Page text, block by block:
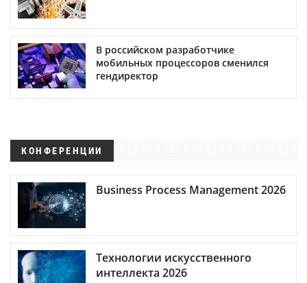
В российском разработчике
мобильных процессоров сменился
гендиректор
КОНФЕРЕНЦИИ
Business Process Management 2026
Технологии искусственного
интеллекта 2026